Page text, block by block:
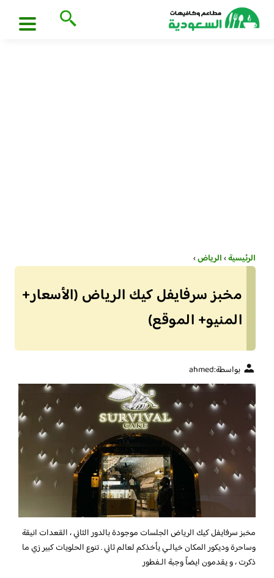
الرئيسية›الرياض›
مخبز سرفايفل كيك الرياض (الأسعار+
المنيو+ الموقع)
بواسطة:ahmed
مخبز سرفايفل كيك الرياضالجلسات موجودة بالدور الثاني ، القعدات انيقة
وساحرة وديكور المكان خيالـي يأخذكم لعالم ثاني . تنوع الحلويات كبير زي ما
ذكرت ، و يقدمون ايضاً وجبة الـفطور